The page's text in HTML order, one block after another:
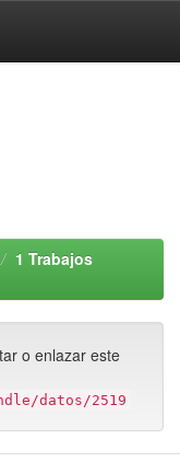
1 Trabajos
o enlazar este
datos/2519